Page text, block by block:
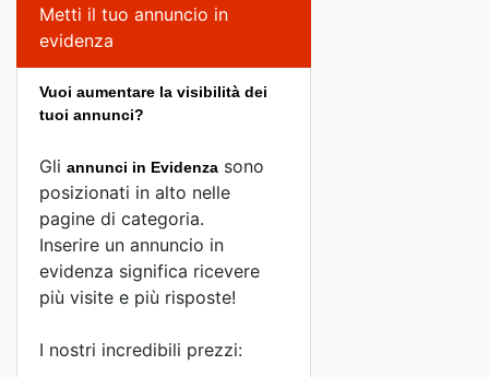
Metti il tuo annuncio in
evidenza
Vuoi aumentare la visibilità dei
tuoi annunci?
Gli annunci in Evidenza sono
posizionati in alto nelle
pagine di categoria.
Inserire un annuncio in
evidenza significa ricevere
più visite e più risposte!
I nostri incredibili prezzi: